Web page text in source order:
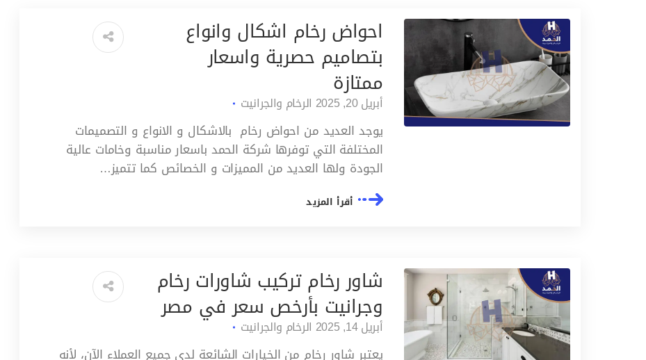
احواض رخام اشكال وانواع
بتصاميم حصرية واسعار
ممتازة
أبريل 20, 2025 الرخام والجرانيت
يوجد العديد من احواض رخام بالاشكال و الانواع و التصميمات
المختلفة التي توفرها شركة الحمد باسعار مناسبة وخامات عالية
الجودة ولها العديد من المميزات و الخصائص كما تتميز…
أقرأ المزيد
شاور رخام تركيب شاورات رخام
وجرانيت بأرخص سعر في مصر
أبريل 14, 2025 الرخام والجرانيت
يعتبر شاور رخام من الخيارات الشائعة لدى جميع العملاء الآن، لأنه